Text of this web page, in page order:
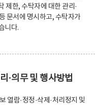
제한, 수탁자에 대한 관리·
문서에 명시하고, 수탁자가
니다.
·의무 및 행사방법
열람·정정·삭제·처리정지 및